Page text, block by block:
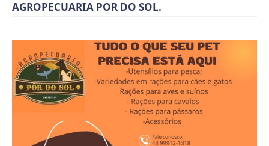
AGROPECUARIA POR DO SOL.